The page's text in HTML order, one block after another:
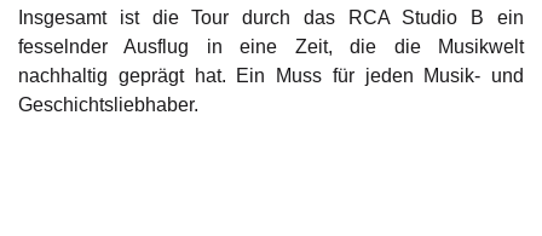
Insgesamt ist die Tour durch das RCA Studio B ein
fesselnder Ausflug in eine Zeit, die die Musikwelt
nachhaltig geprägt hat. Ein Muss für jeden Musik- und
Geschichtsliebhaber.